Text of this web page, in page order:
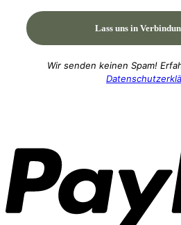
Wir senden keinen Spam!